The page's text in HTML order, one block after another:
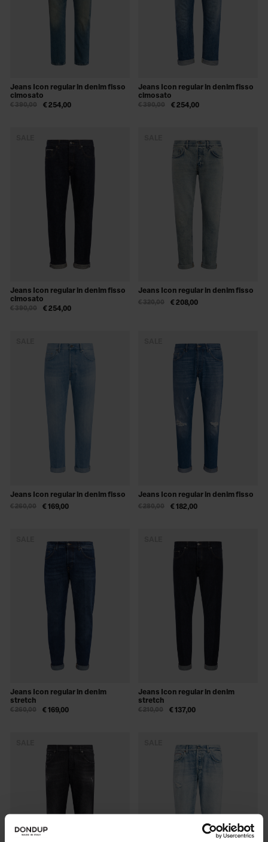
Jeans Icon regular in denim fisso
cimosato
€ 254,00
€ 390,00
Jeans Icon regular in denim fisso
cimosato
€ 254,00
€ 390,00
Jeans Icon regular in denim fisso
cimosato
€ 254,00
€ 390,00
Jeans Icon regular in denim fisso
€ 208,00
€ 320,00
Jeans Icon regular in denim fisso
€ 169,00
€ 260,00
Jeans Icon regular in denim fisso
€ 182,00
€ 280,00
Jeans Icon regular in denim
stretch
€ 169,00
€ 260,00
Jeans Icon regular in denim
stretch
€ 137,00
€ 210,00